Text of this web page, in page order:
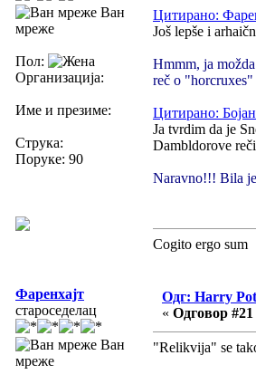
Ван
мреже
Пол:
Организација:
Име и презиме:
Струка:
Поруке: 90
Цитирано:
Još lepše i
Hmmm, ja
reč o
Цитирано:
Ja tvrdim da je
Dambldorove
Naravno!!! Bila
Cogito ergo sum
Фаренхајт
староседелац
Ван
мреже
Одг: Harry
« Одговор #21
"Relikvija" se